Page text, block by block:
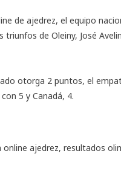
de ajedrez, el equipo
de Oleiny, José
otorga 2 puntos, el
5 y Canadá, 4.
online ajedrez, resultados